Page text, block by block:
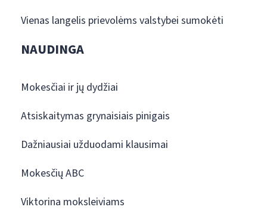
Vienas langelis prievolėms valstybei sumokėti
NAUDINGA
Mokesčiai ir jų dydžiai
Atsiskaitymas grynaisiais pinigais
Dažniausiai užduodami klausimai
Mokesčių ABC
Viktorina moksleiviams